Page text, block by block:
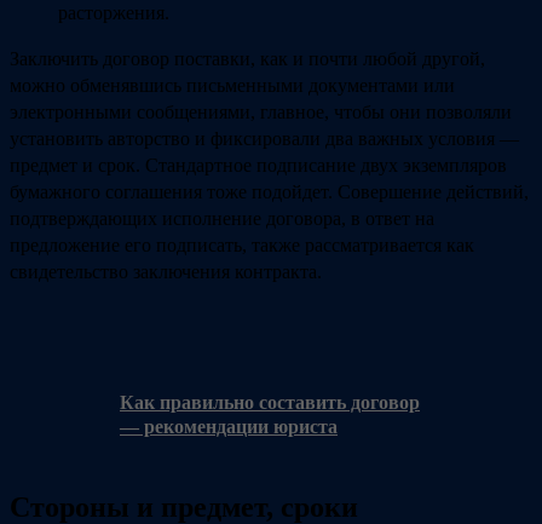
расторжения.
Заключить договор поставки, как и почти любой другой,
можно обменявшись письменными документами или
электронными сообщениями, главное, чтобы они позволяли
установить авторство и фиксировали два важных условия —
предмет и срок. Стандартное подписание двух экземпляров
бумажного соглашения тоже подойдет. Совершение действий,
подтверждающих исполнение договора, в ответ на
предложение его подписать, также рассматривается как
свидетельство заключения контракта.
Как правильно составить договор
— рекомендации юриста
Стороны и предмет, сроки